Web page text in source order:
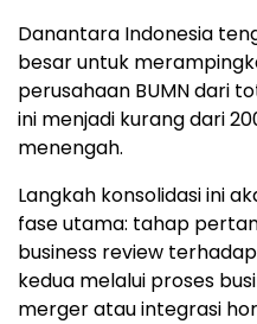
Danantara Indonesia
besar untuk
perusahaan BUMN dari
ini menjadi kurang dari
menengah.
Langkah konsolidasi ini
fase utama: tahap
business review
kedua melalui proses
merger atau integrasi